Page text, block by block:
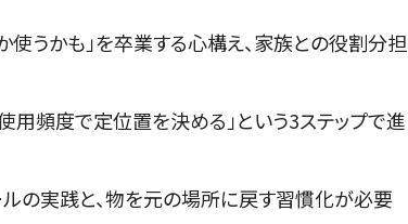
うかも」を卒業する心構え、家族との役割分担
用頻度で定位置を決める」という3ステップで進
ルの実践と、物を元の場所に戻す習慣化が必要